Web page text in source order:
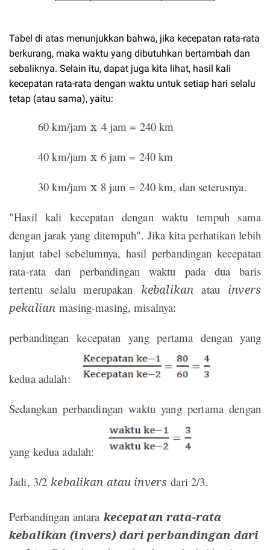
Tabel di atas menunjukkan bahwa, jika kecepatan rata-rata
berkurang, maka waktu yang dibutuhkan bertambah dan
sebaliknya. Selain itu, dapat juga kita lihat, hasil kali
kecepatan rata-rata dengan waktu untuk setiap hari selalu
tetap (atau sama), yaitu:
60 km/jamx 4 jam = 240 km
40 km/jamx 6 jam = 240 km
30 km/jamx 8 jam = 240 km, dan seterusnya.
"Hasil kali kecepatan dengan waktu tempuh sama
dengan jarak yang ditempuh". Jika kita perhatikan lebih
lanjut tabel sebelumnya, hasil perbandingan kecepatan
rata-rata dan perbandingan waktu pada dua baris
tertentu selalu merupakan kebalikan atau invers
pekalian masing-masing, misalnya:
perbandingan kecepatan yang pertama dengan yang
kedua adalah:
Sedangkan perbandingan waktu yang pertama dengan
yang kedua adalah:
Jadi, 3/2 kebalikan atau invers dari 2/3.
Perbandingan antara kecepatan rata-rata
kebalikan (invers) dari perbandingan dari